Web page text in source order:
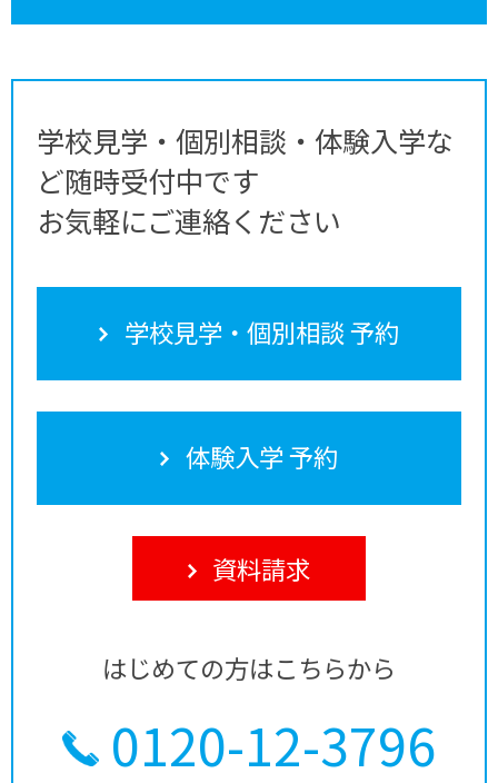
学校見学・個別相談・体験入学な
ど随時受付中です
お気軽にご連絡ください
学校見学・個別相談 予約
体験入学 予約
資料請求
はじめての方はこちらから
0120-12-3796